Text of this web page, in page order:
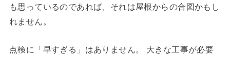
も思っているのであれば、それは屋根からの合図かもし
れません。
点検に「早すぎる」はありません。 大きな工事が必要